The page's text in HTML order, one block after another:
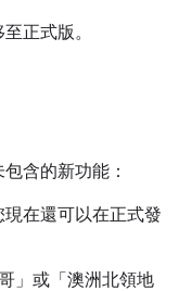
正式版。
含的新功能：
在還可以在正式發
」或「澳洲北領地